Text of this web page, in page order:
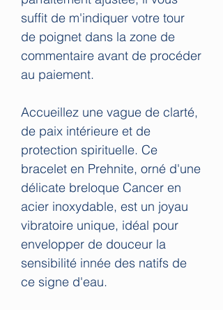
suffit de m'indiquer votre tour
de poignet dans la zone de
commentaire avant de procéder
au paiement.
Accueillez une vague de clarté,
de paix intérieure et de
protection spirituelle. Ce
bracelet en Prehnite, orné d'une
délicate breloque Cancer en
acier inoxydable, est un joyau
vibratoire unique, idéal pour
envelopper de douceur la
sensibilité innée des natifs de
ce signe d'eau.